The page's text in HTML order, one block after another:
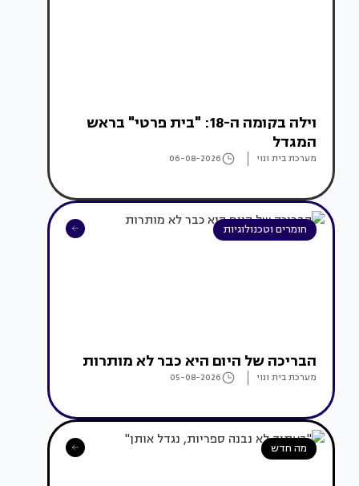
וילה בקומה ה-18: "בית פרטי" בראש
המגדל
מערכת בית ונוי 06-08-2026
חומרים וטכנולוגיות
הבריכה של היום היא כבר לא מותרות
מערכת בית ונוי 05-08-2026
מה חדש